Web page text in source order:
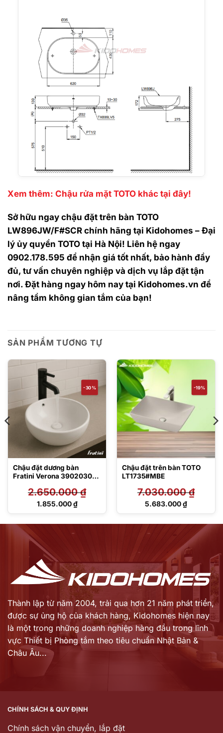
Xem thêm: Chậu rửa mặt TOTO khác tại đây!
Sở hữu ngay chậu đặt trên bàn TOTO
LW896JW/F#SCR chính hãng tại Kidohomes – Đại
lý ủy quyền TOTO tại Hà Nội! Liên hệ ngay
0902.178.595 để nhận giá tốt nhất, bảo hành đầy
đủ, tư vấn chuyên nghiệp và dịch vụ lắp đặt tận
nơi. Đặt hàng ngay hôm nay tại Kidohomes.vn để
nâng tầm không gian tắm của bạn!
SẢN PHẨM TƯƠNG TỰ
-30%
Chậu đặt dương bàn
Fratini Verona 39020303
2.650.000₫
Giá
1.855.000₫
Giá
-19%
Chậu đặt trên bàn TOTO
LT1735#MBE
7.030.000₫
Giá
7.030.000 ₫.
5.683.000₫
Giá
5.683.000 ₫.
Thành lập từ năm 2004, trải qua hơn 21 năm phát triển,
được sự ủng hộ của khách hàng, Kidohomes hiện nay
là một trong những doanh nghiệp hàng đầu trong lĩnh
vực Thiết bị Phòng tắm theo tiêu chuẩn Nhật Bản &
Châu Âu...
CHÍNH SÁCH & QUY ĐỊNH
Chính sách vận chuyển, lắp đặt